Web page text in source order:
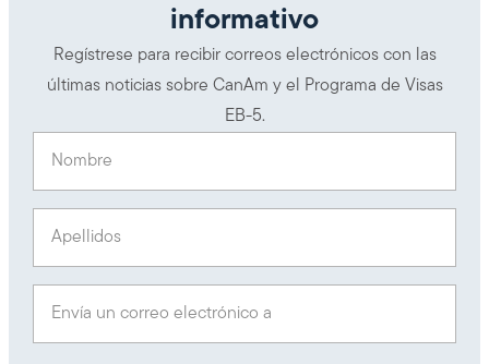
informativo
Regístrese para recibir correos electrónicos con las
últimas noticias sobre CanAm y el Programa de Visas
EB-5.